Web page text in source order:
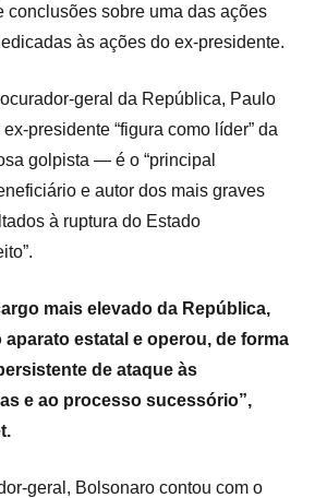
conclusões sobre uma das ações
às ações do ex-presidente.
geral da República, Paulo
presidente “figura como líder” da
golpista — é o “principal
e autor dos mais graves
à ruptura do Estado
mais elevado da República,
estatal e operou, de forma
de ataque às
e ao processo sucessório”,
geral, Bolsonaro contou com o